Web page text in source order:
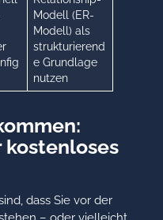
Modell (ER-
Modell) als
strukturierend
e Grundlage
nutzen
kostenloses
dass Sie vor der